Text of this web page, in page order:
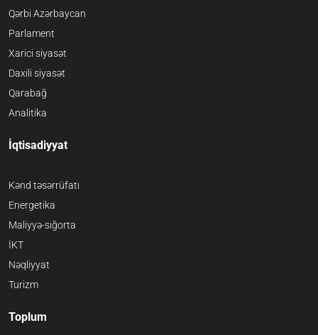
Qərbi Azərbaycan
Parlament
Xarici siyasət
Daxili siyasət
Qarabağ
Analitika
İqtisadiyyat
Kənd təsərrüfatı
Energetika
Maliyyə-sığorta
İKT
Nəqliyyat
Turizm
Toplum